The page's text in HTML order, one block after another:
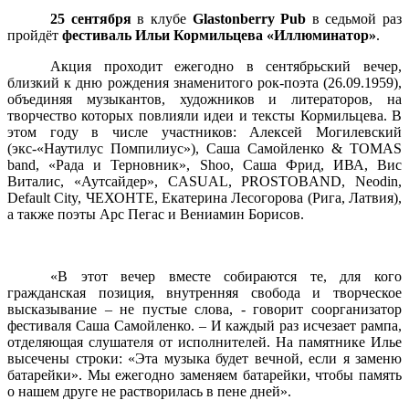
25 сентябряв клубе Glastonberry Pub в седьмой раз
пройдёт фестиваль Ильи Кормильцева «Иллюминатор».
Акция проходит ежегодно в сентябрьский вечер,
близкий к дню рождения знаменитого рок-поэта (26.09.1959),
объединяя музыкантов, художников и литераторов, на
творчество которых повлияли идеи и тексты Кормильцева. В
этом году в числе участников: Алексей Могилевский
(экс-«Наутилус Помпилиус»), Саша Самойленко & TOMAS
band, «Рада и Терновник», Shoo, Саша Фрид, ИВА, Вис
Виталис, «Аутсайдер», CASUAL, PROSTOBAND, Neodin,
Default City, ЧЕХОНТЕ, Екатерина Лесогорова (Рига, Латвия),
а также поэты Арс Пегас и Вениамин Борисов.
«В этот вечер вместе собираются те, для кого
гражданская позиция, внутренняя свобода и творческое
высказывание – не пустые слова, - говорит соорганизатор
фестиваля Саша Самойленко. – И каждый раз исчезает рампа,
отделяющая слушателя от исполнителей. На памятнике Илье
высечены строки: «Эта музыка будет вечной, если я заменю
батарейки». Мы ежегодно заменяем батарейки, чтобы память
о нашем друге не растворилась в пене дней».